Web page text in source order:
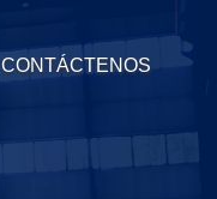
CONTÁCTENOS